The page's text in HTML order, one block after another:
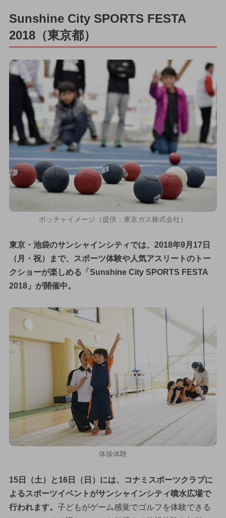
Sunshine City SPORTS FESTA
2018（東京都）
ボッチャイメージ（提供：東京ガス株式会社）
東京・池袋のサンシャインシティでは、2018年9月17日
（月・祝）まで、スポーツ体験や人気アスリートのトー
クショーが楽しめる「Sunshine City SPORTS FESTA
2018」が開催中。
体操体験
15日（土）と16日（日）には、コナミスポーツクラブに
よるスポーツイベントがサンシャインシティ噴水広場で
行われます。 子どもがゲーム感覚でゴルフを体験できる